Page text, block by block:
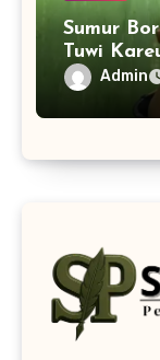
Sumur
Tuwi
Sambut
Admin